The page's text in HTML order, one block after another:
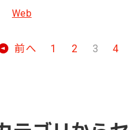
Web
前へ 1 2 3 4